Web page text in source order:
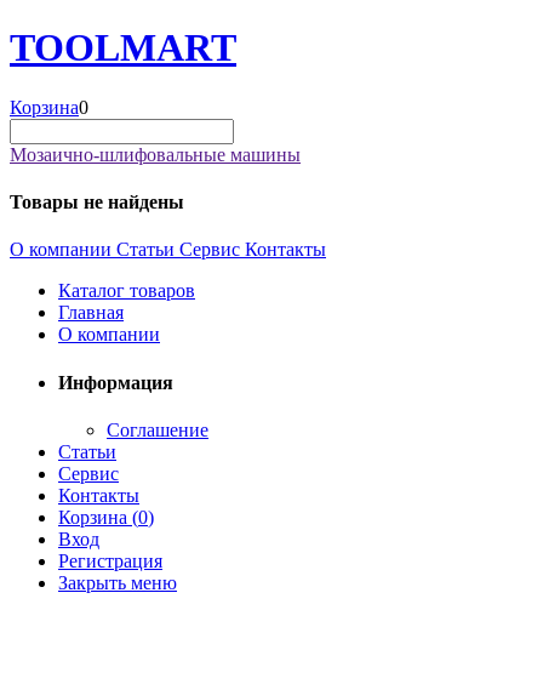
TOOLMART
Корзина0
Мозаично-шлифовальные машины
Товары не найдены
О компании Статьи Сервис Контакты
Каталог товаров
Главная
О компании
Информация
Соглашение
Статьи
Сервис
Контакты
Корзина (0)
Вход
Регистрация
Закрыть меню